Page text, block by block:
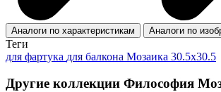
Аналоги по характеристикам Аналоги по
Теги
для фартука для балкона Мозаика 30.5x30.5
Другие коллекции Философия